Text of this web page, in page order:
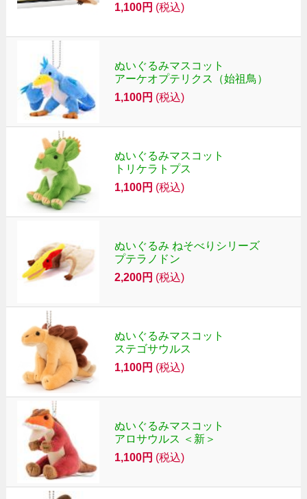
1,100円 (税込)
ぬいぐるみマスコット
アーケオプテリクス（始祖鳥）
1,100円 (税込)
ぬいぐるみマスコット
トリケラトプス
1,100円 (税込)
ぬいぐるみ ねそべりシリーズ
プテラノドン
2,200円 (税込)
ぬいぐるみマスコット
ステゴサウルス
1,100円 (税込)
ぬいぐるみマスコット
アロサウルス ＜新＞
1,100円 (税込)